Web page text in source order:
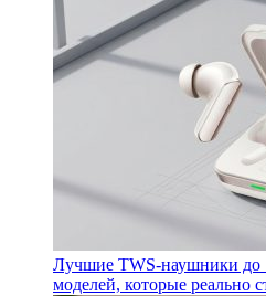
Лучшие TWS-наушники до
моделей, которые реально